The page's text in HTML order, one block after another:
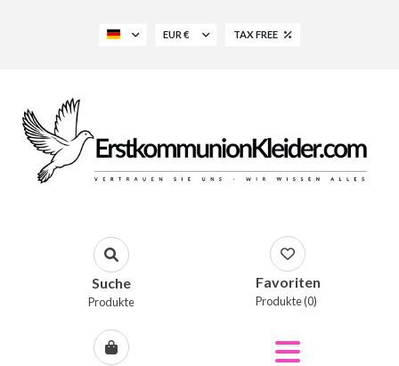
EUR € TAX FREE
Suche
Produkte
Favoriten
Produkte (0)